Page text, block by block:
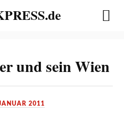
und sein Wien
2011